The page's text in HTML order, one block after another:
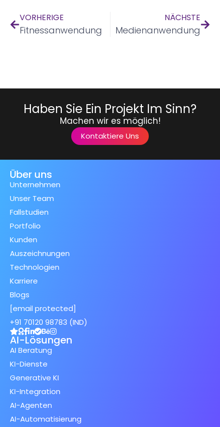
VORHERIGE
Fitnessanwendung
NÄCHSTE
Medienanwendung
Haben Sie Ein Projekt Im Sinn?
Machen wir es möglich!
Kontaktiere Uns
Über uns
Unternehmen
Unser Team
Fallstudien
Portfolio
Kunden
Auszeichnungen
Technologien
Karriere
Blogs
[email protected]
+91 70120 98783 (IND)
AI-Lösungen
AI Beratung
KI-Dienste
Generative KI
KI-Integration
AI-Agenten
AI-Automatisierung